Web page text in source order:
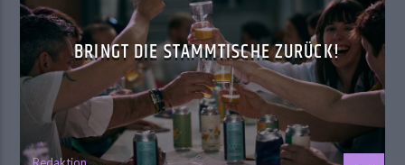
BRINGT DIE STAMMTISCHE ZURÜCK!
Redaktion